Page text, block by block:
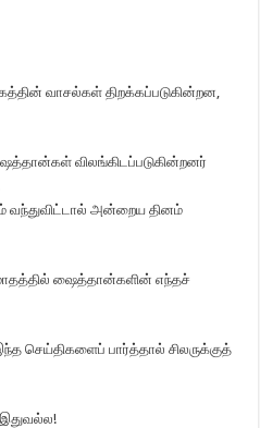
வாசல்கள் திறக்கப்படுகின்றன,
விலங்கிடப்படுகின்றனர்
வந்துவிட்டால் அன்றைய தினம்
ஷைத்தான்களின் எந்தச்
செய்திகளைப் பார்த்தால் சிலருக்குத்